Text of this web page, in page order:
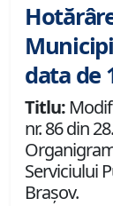
data de
Titlu:
nr. 86 din
Serviciului
Braşov.